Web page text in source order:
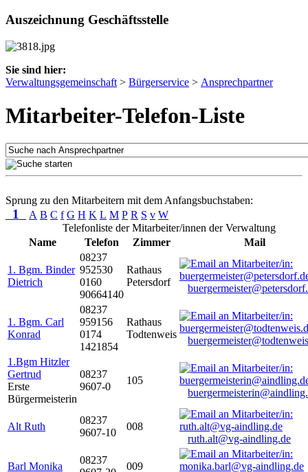
Auszeichnung Geschäftsstelle
Sie sind hier:
Verwaltungsgemeinschaft > Bürgerservice > Ansprechpartner
Mitarbeiter-Telefon-Liste
Sprung zu den Mitarbeitern mit dem Anfangsbuchstaben:
1 A B C f G H K L M P R S v W
Telefonliste der Mitarbeiter/innen der Verwaltung
Name
Telefon Zimmer Mail
1. Bgm. Binder
Dietrich
08237
952530
0160
90664140
Rathaus
Petersdorf
1. Bgm. Carl
Konrad
08237
959156
0174
1421854
Rathaus
Todtenweis
1.Bgm Hitzler
Gertrud
Erste
Bürgermeisterin
08237
9607-0
105
Alt Ruth
08237
9607-10
008
ruth.alt@vg-aindling.de
Barl Monika
08237
009